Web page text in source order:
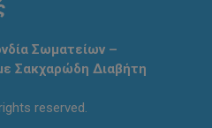
Σωματείων –
Σακχαρώδη Διαβήτη
reserved.